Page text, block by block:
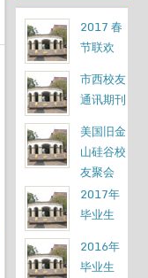
2017 春
节联欢
市西校友
通讯期刊
美国旧金
山硅谷校
友聚会
2017年
毕业生
2016年
毕业生